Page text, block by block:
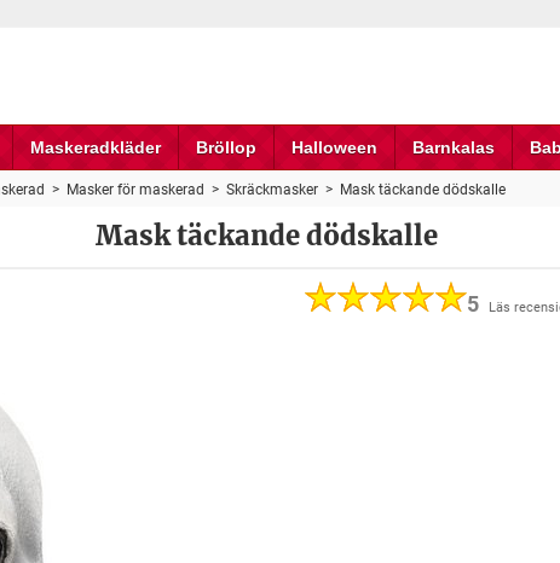
Maskeradkläder Bröllop Halloween Barnkalas
> Masker för maskerad > Skräckmasker> Mask täckande dödskalle
Mask täckande dödskalle
5 Läs